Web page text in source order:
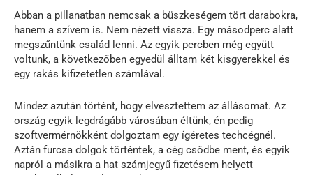
Abban a pillanatban nemcsak a büszkeségem tört darabokra,
hanem a szívem is. Nem nézett vissza. Egy másodperc alatt
megszűntünk család lenni. Az egyik percben még együtt
voltunk, a következőben egyedül álltam két kisgyerekkel és
egy rakás kifizetetlen számlával.
Mindez azután történt, hogy elvesztettem az állásomat. Az
ország egyik legdrágább városában éltünk, én pedig
szoftvermérnökként dolgoztam egy ígéretes techcégnél.
Aztán furcsa dolgok történtek, a cég csődbe ment, és egyik
napról a másikra a hat számjegyű fizetésem helyett